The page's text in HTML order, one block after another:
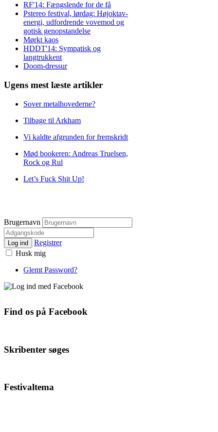
RF'14: Fængslende for de få
Pstereo festival, lørdag: Højoktav-
energi, udfordrende vovemod og
gotisk genopstandelse
Mørkt kaos
HDDT'14: Sympatisk og
langtrukkent
Doom-dressur
Ugens mest læste artikler
Sover metalhovederne?
Tilbage til Arkham
Vi kaldte afgrunden for fremskridt
Mød bookeren: Andreas Truelsen,
Rock og Rul
Let’s Fuck Shit Up!
Brugernavn
Log ind
Registrer
Husk mig
Glemt Password?
Find os på Facebook
Skribenter søges
Festivaltema